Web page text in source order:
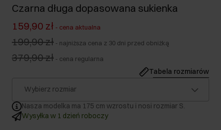
Czarna długa dopasowana sukienka
159,90 zł - cena aktualna
199,90 zł - najniższa cena z 30 dni przed obniżką
379,90 zł - cena regularna
Tabela rozmiarów
Wybierz rozmiar
Nasza modelka ma 175 cm wzrostu i nosi rozmiar S.
Wysyłka w 1 dzień roboczy